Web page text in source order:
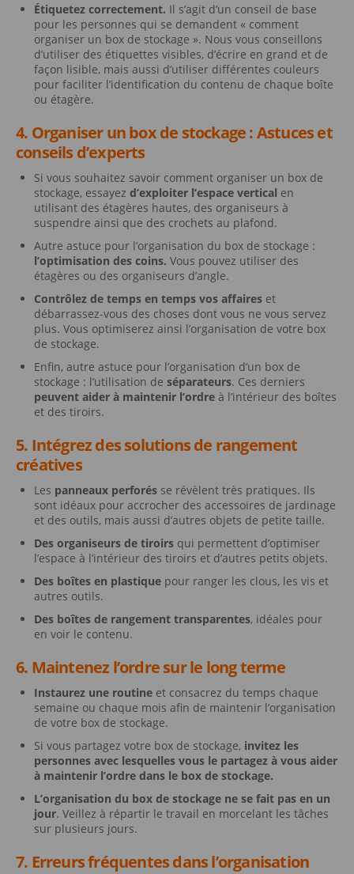
Étiquetez correctement. Il s’agit d’un conseil de base
pour les personnes qui se demandent « comment
organiser un box de stockage ». Nous vous conseillons
d’utiliser des étiquettes visibles, d’écrire en grand et de
façon lisible, mais aussi d’utiliser différentes couleurs
pour faciliter l’identification du contenu de chaque boîte
ou étagère.
4. Organiser un box de stockage : Astuces et
conseils d’experts
Si vous souhaitez savoir comment organiser un box de
stockage, essayez d’exploiter l’espace vertical en
utilisant des étagères hautes, des organiseurs à
suspendre ainsi que des crochets au plafond.
Autre astuce pour l’organisation du box de stockage :
l’optimisation des coins. Vous pouvez utiliser des
étagères ou des organiseurs d’angle.
Contrôlez de temps en temps vos affaires et
débarrassez-vous des choses dont vous ne vous servez
plus. Vous optimiserez ainsi l’organisation de votre box
de stockage.
Enfin, autre astuce pour l’organisation d’un box de
stockage : l’utilisation de séparateurs. Ces derniers
peuvent aider à maintenir l’ordre à l’intérieur des boîtes
et des tiroirs.
5. Intégrez des solutions de rangement
créatives
Les panneaux perforés se révèlent très pratiques. Ils
sont idéaux pour accrocher des accessoires de jardinage
et des outils, mais aussi d’autres objets de petite taille.
Des organiseurs de tiroirs qui permettent d’optimiser
l’espace à l’intérieur des tiroirs et d’autres petits objets.
Des boîtes en plastique pour ranger les clous, les vis et
autres outils.
Des boîtes de rangement transparentes, idéales pour
en voir le contenu.
6. Maintenez l’ordre sur le long terme
Instaurez une routine et consacrez du temps chaque
semaine ou chaque mois afin de maintenir l’organisation
de votre box de stockage.
Si vous partagez votre box de stockage, invitez les
personnes avec lesquelles vous le partagez à vous aider
à maintenir l’ordre dans le box de stockage.
L’organisation du box de stockage ne se fait pas en un
jour. Veillez à répartir le travail en morcelant les tâches
sur plusieurs jours.
7. Erreurs fréquentes dans l’organisation